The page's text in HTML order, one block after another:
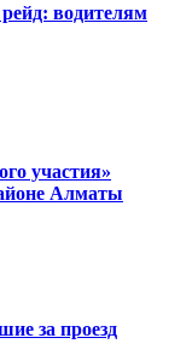
водителям
участия»
Алматы
за проезд